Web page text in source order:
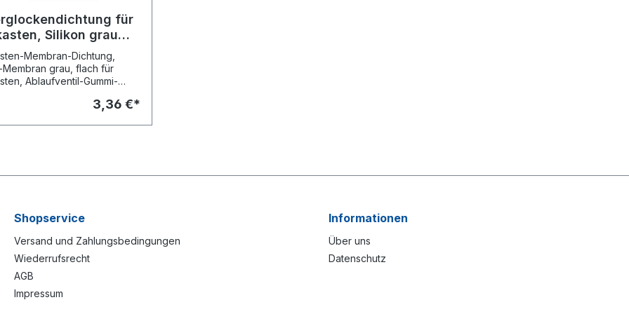
für
Silikon grau
OHA-Nr. 7296
Membran-Dichtung,
Membran grau, flach für
Ablaufventil-Gummi-
Oberflächen Durchmesser
3,36 €*
Shopservice
Versand und Zahlungsbedingungen
Wiederrufsrecht
AGB
Impressum
Informationen
Über uns
Datenschutz